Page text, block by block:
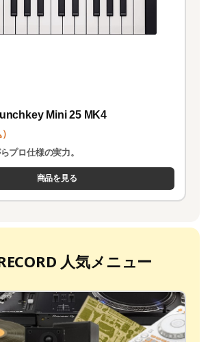
Mini 25 MK4
プロ仕様の実力。
商品を見る
人気メニュー